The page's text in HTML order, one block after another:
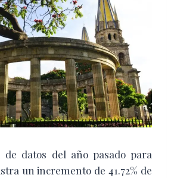
de datos del año pasado para
un incremento de 41.72% de